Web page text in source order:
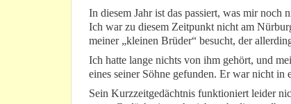
In diesem Jahr ist das passiert, was mir
Ich war zu diesem Zeitpunkt nicht am
meiner „kleinen Brüder“ besucht, der
Ich hatte lange nichts von ihm gehört, und
eines seiner Söhne gefunden. Er war nicht in
Sein Kurzzeitgedächtnis funktioniert leider